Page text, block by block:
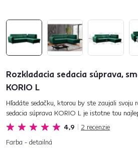
Rozkladacia sedacia súprava,
KORIO L
4,9 2 recenzie
Hľadáte sedačku, ktorou by ste zaujali svoju
sedacia súprava KORIO L je istotne tou
bola použitá látka Kronos vo farebnom
Farba - detailná